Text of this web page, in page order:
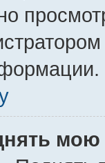
мою